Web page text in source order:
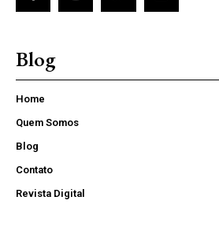
Blog
Home
Quem Somos
Blog
Contato
Revista Digital